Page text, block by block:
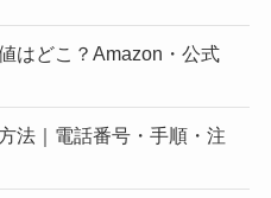
はどこ？Amazon・公式
法｜電話番号・手順・注